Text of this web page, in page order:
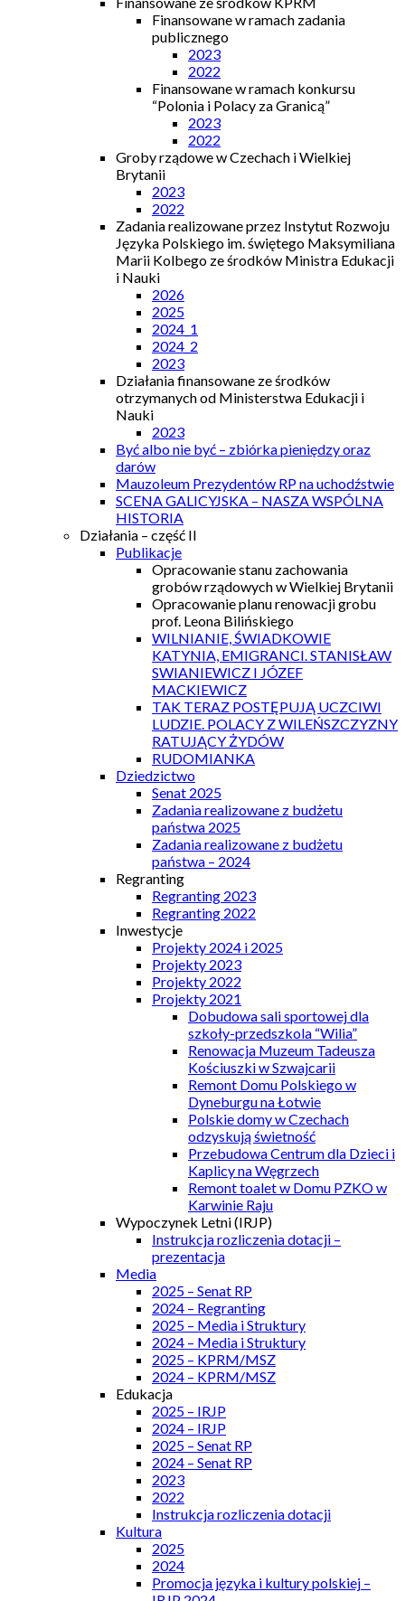
Finansowane w ramach zadania
publicznego
2023
2022
Finansowane w ramach konkursu
“Polonia i Polacy za Granicą”
2023
2022
Groby rządowe w Czechach i Wielkiej
Brytanii
2023
2022
Zadania realizowane przez Instytut Rozwoju
Języka Polskiego im. świętego Maksymiliana
Marii Kolbego ze środków Ministra Edukacji
i Nauki
2026
2025
2024_1
2024_2
2023
Działania finansowane ze środków
otrzymanych od Ministerstwa Edukacji i
Nauki
2023
Być albo nie być – zbiórka pieniędzy oraz
darów
Mauzoleum Prezydentów RP na uchodźstwie
SCENA GALICYJSKA – NASZA WSPÓLNA
HISTORIA
Działania – część II
Publikacje
Opracowanie stanu zachowania
grobów rządowych w Wielkiej Brytanii
Opracowanie planu renowacji grobu
prof. Leona Bilińskiego
WILNIANIE, ŚWIADKOWIE
KATYNIA, EMIGRANCI. STANISŁAW
SWIANIEWICZ I JÓZEF
MACKIEWICZ
TAK TERAZ POSTĘPUJĄ UCZCIWI
LUDZIE. POLACY Z WILEŃSZCZYZNY
RATUJĄCY ŻYDÓW
RUDOMIANKA
Dziedzictwo
Senat 2025
Zadania realizowane z budżetu
państwa 2025
Zadania realizowane z budżetu
państwa – 2024
Regranting
Regranting 2023
Regranting 2022
Inwestycje
Projekty 2024 i 2025
Projekty 2023
Projekty 2022
Projekty 2021
Dobudowa sali sportowej dla
szkoły-przedszkola “Wilia”
Renowacja Muzeum Tadeusza
Kościuszki w Szwajcarii
Remont Domu Polskiego w
Dyneburgu na Łotwie
Polskie domy w Czechach
odzyskują świetność
Przebudowa Centrum dla Dzieci i
Kaplicy na Węgrzech
Remont toalet w Domu PZKO w
Karwinie Raju
Wypoczynek Letni (IRJP)
Instrukcja rozliczenia dotacji –
prezentacja
Media
2025 – Senat RP
2024 – Regranting
2025 – Media i Struktury
2024 – Media i Struktury
2025 – KPRM/MSZ
2024 – KPRM/MSZ
Edukacja
2025 – IRJP
2024 – IRJP
2025 – Senat RP
2024 – Senat RP
2023
2022
Instrukcja rozliczenia dotacji
Kultura
2025
2024
Promocja języka i kultury polskiej –